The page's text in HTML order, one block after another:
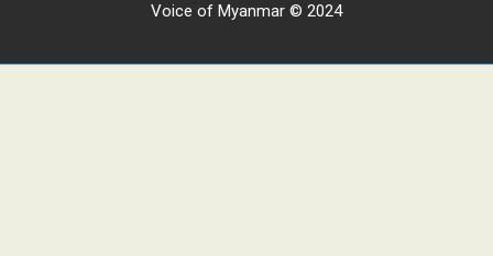
Voice of Myanmar © 2024